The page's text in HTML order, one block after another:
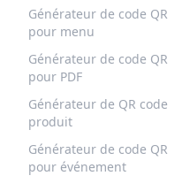
Générateur de code QR
pour menu
Générateur de code QR
pour PDF
Générateur de QR code
produit
Générateur de code QR
pour événement